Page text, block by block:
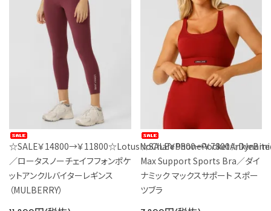
☆SALE￥14800→￥
／ロータスノーチェイフフォンポケ
ットアンクルバイターレギンス
（MULBERRY）
☆SALE￥9800→￥
Max Support Sports Bra／ダイ
ナミック マックスサポート スポー
ツブラ